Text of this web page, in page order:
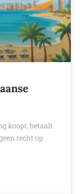
koopt, betaalt
recht op